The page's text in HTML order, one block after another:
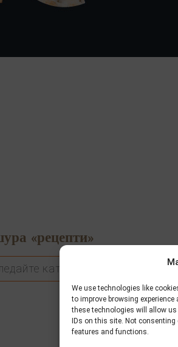
We use technologies like
to improve browsing
these technologies will allow
IDs on this site. Not
features and functions.
«рецепти»
каталога